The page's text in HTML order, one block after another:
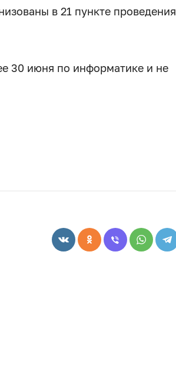
в 21 пункте проведения
30 июня по информатике и не